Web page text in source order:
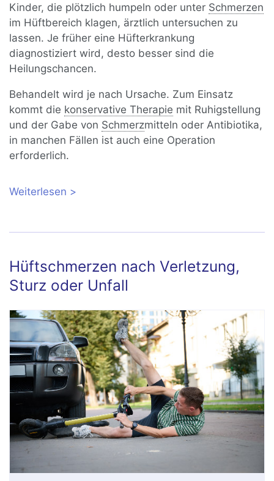
Kinder, die plötzlich humpeln oder unter Schmerzen
im Hüftbereich klagen, ärztlich untersuchen zu
lassen. Je früher eine Hüfterkrankung
diagnostiziert wird, desto besser sind die
Heilungschancen.
Behandelt wird je nach Ursache. Zum Einsatz
kommt die konservative Therapie mit Ruhigstellung
und der Gabe von Schmerzmitteln oder Antibiotika,
in manchen Fällen ist auch eine Operation
erforderlich.
Weiterlesen über Hüftschmerzen bei Kindern:
Hüftschmerzen nach Verletzung,
Sturz oder Unfall